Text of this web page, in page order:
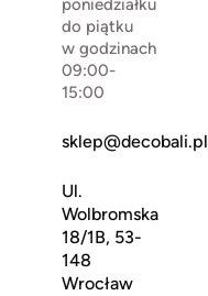
poniedziałku
do piątku
w godzinach
09:00-
15:00
sklep@decobali.pl
Ul.
Wolbromska
18/1B, 53-
148
Wrocław